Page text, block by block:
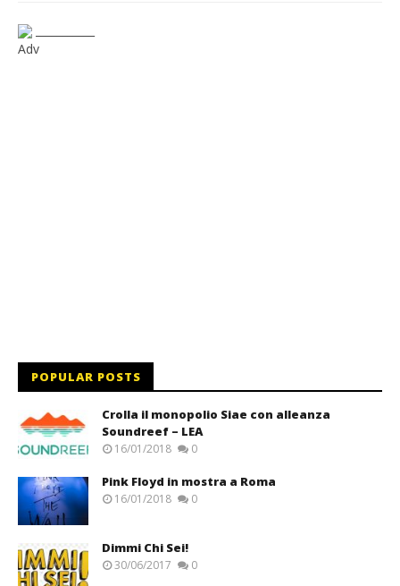
Adv
POPULAR POSTS
Crolla il monopolio Siae con alleanza
Soundreef – LEA
16/01/2018 0
Pink Floyd in mostra a Roma
16/01/2018 0
Dimmi Chi Sei!
30/06/2017 0